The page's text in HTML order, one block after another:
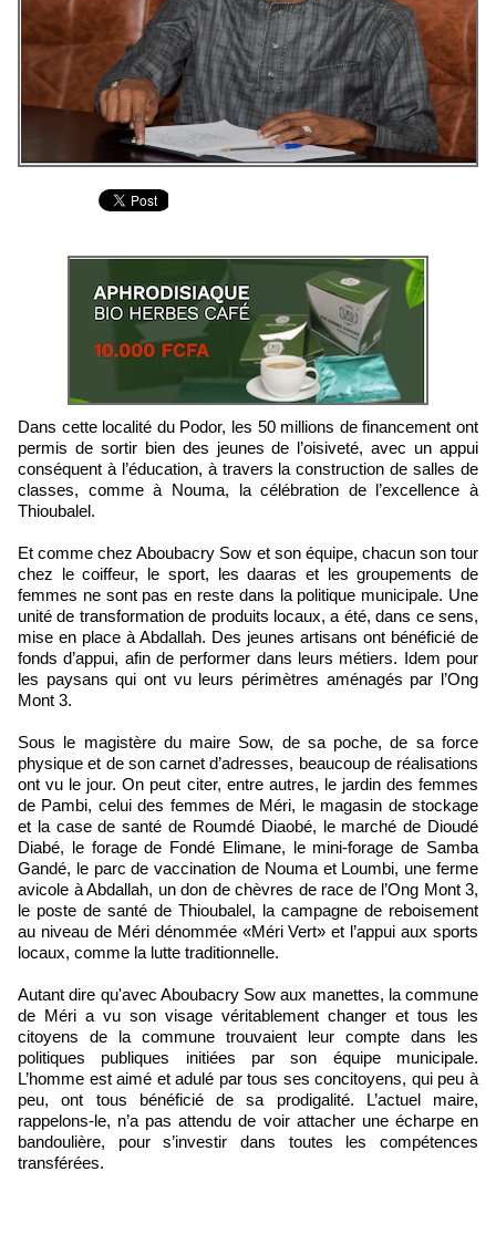
Dans cette localité du Podor, les 50 millions de financement ont
permis de sortir bien des jeunes de l’oisiveté, avec un appui
conséquent à l’éducation, à travers la construction de salles de
classes, comme à Nouma, la célébration de l’excellence à
Thioubalel.
Et comme chez Aboubacry Sow et son équipe, chacun son tour
chez le coiffeur, le sport, les daaras et les groupements de
femmes ne sont pas en reste dans la politique municipale. Une
unité de transformation de produits locaux, a été, dans ce sens,
mise en place à Abdallah. Des jeunes artisans ont bénéficié de
fonds d’appui, afin de performer dans leurs métiers. Idem pour
les paysans qui ont vu leurs périmètres aménagés par l’Ong
Mont 3.
Sous le magistère du maire Sow, de sa poche, de sa force
physique et de son carnet d’adresses, beaucoup de réalisations
ont vu le jour. On peut citer, entre autres, le jardin des femmes
de Pambi, celui des femmes de Méri, le magasin de stockage
et la case de santé de Roumdé Diaobé, le marché de Dioudé
Diabé, le forage de Fondé Elimane, le mini-forage de Samba
Gandé, le parc de vaccination de Nouma et Loumbi, une ferme
avicole à Abdallah, un don de chèvres de race de l’Ong Mont 3,
le poste de santé de Thioubalel, la campagne de reboisement
au niveau de Méri dénommée «Méri Vert» et l’appui aux sports
locaux, comme la lutte traditionnelle.
Autant dire qu'avec Aboubacry Sow aux manettes, la commune
de Méri a vu son visage véritablement changer et tous les
citoyens de la commune trouvaient leur compte dans les
politiques publiques initiées par son équipe municipale.
L’homme est aimé et adulé par tous ses concitoyens, qui peu à
peu, ont tous bénéficié de sa prodigalité. L’actuel maire,
rappelons-le, n’a pas attendu de voir attacher une écharpe en
bandoulière, pour s’investir dans toutes les compétences
transférées.